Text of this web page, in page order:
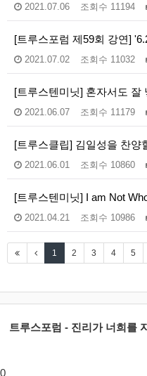
2021.07.06 조회수 11194
[트루스포럼 제59회 강연]
2021.07.02 조회수 11032
[트루스텐미닛] 혼자서도
2021.06.07 조회수 11179
[트루스클립] 김일성을 찬양
2021.06.01 조회수 10860
[트루스텐미닛] I am Not
2021.04.21 조회수 10986
1 2 3 4 5
트루스포럼 - 진리가 너희를
0